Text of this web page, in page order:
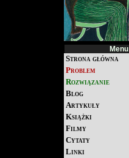
Menu
Strona główna
Problem
Rozwiązanie
Blog
Artykuły
Książki
Filmy
Cytaty
Linki